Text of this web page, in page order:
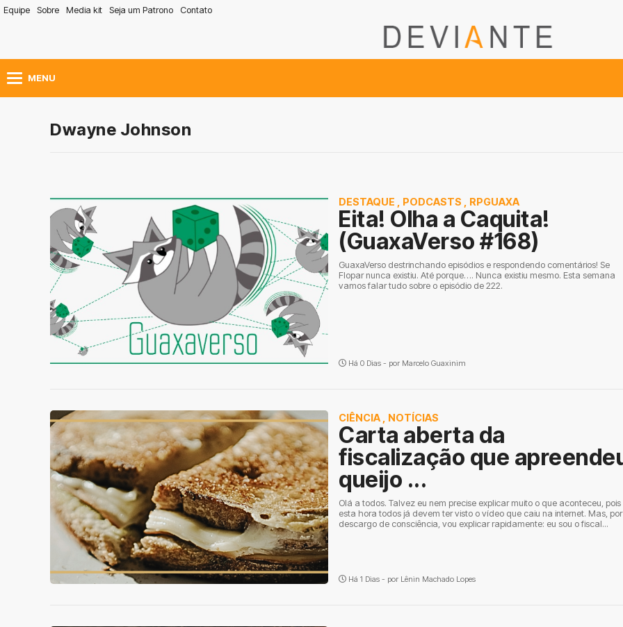
Equipe Sobre Media kit Seja um Patrono Contato
MENU
Dwayne Johnson
DESTAQUE PODCASTS RPGUAXA
Eita! Olha a Caquita!
(GuaxaVerso #168)
GuaxaVerso destrinchando episódios e respondendo comentários! Se
Flopar nunca existiu. Até porque…. Nunca existiu mesmo. Esta semana
vamos falar tudo sobre o episódio de 222.
Há 0 Dias - por Marcelo Guaxinim
CIÊNCIA NOTÍCIAS
Carta aberta da
fiscalização que
queijo ...
Olá a todos. Talvez eu nem precise explicar muito o que aconteceu, pois
esta hora todos já devem ter visto o vídeo que caiu na internet. Mas, por
descargo de consciência, vou explicar rapidamente: eu sou o fiscal...
Há 1 Dias - por Lênin Machado Lopes